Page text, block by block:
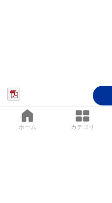
ホーム カテゴリ